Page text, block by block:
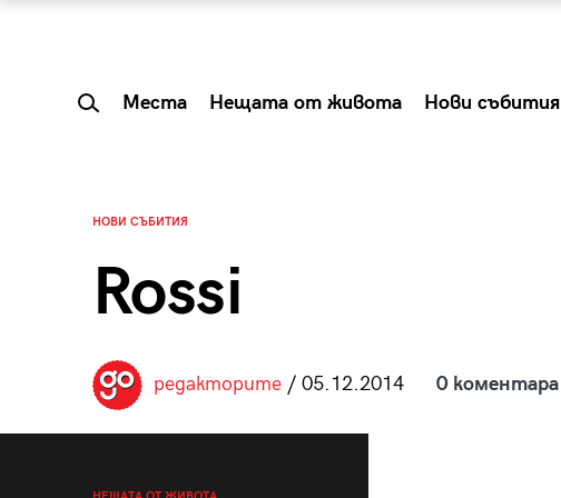
Места Нещата от живота Нови събития
НОВИ СЪБИТИЯ
Rossi
редакторите/ 05.12.2014 0 коментара